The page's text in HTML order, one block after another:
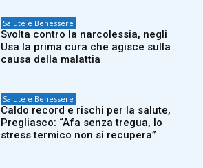
Salute e Benessere
Svolta contro la narcolessia, negli
Usa la prima cura che agisce sulla
causa della malattia
Salute e Benessere
Caldo record e rischi per la salute,
Pregliasco: “Afa senza tregua, lo
stress termico non si recupera”